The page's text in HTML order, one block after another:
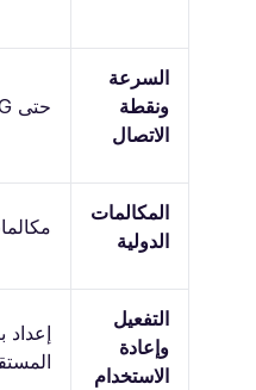
السرعة
ونقطة
الاتصال
حتى 5G. دعم غير محدود لنقطة الاتصال والمشاركة
المكالمات
الدولية
مكالمات
التفعيل
وإعادة
الاستخدام